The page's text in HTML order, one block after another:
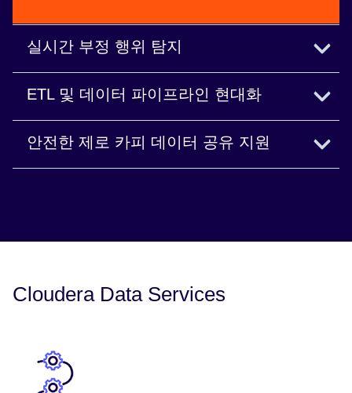
실시간 부정 행위 탐지
초당 수백만 건의 트랜잭션을 수집하고 처리할 수
Cloudera Data Flow 살펴보기
ETL 및 데이터 파이프라인 현대화
복잡한 데이터 파이프라인을 쉽고 효율적으로 구
안전한 제로 카피 데이터 공유 지원
Cloudera Data Services